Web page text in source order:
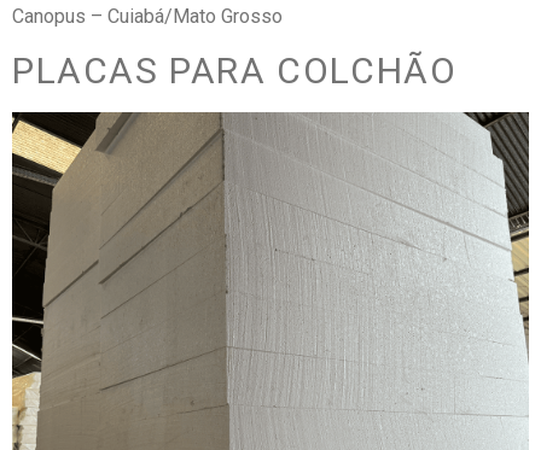
Canopus – Cuiabá/Mato Grosso
PLACAS PARA COLCHÃO